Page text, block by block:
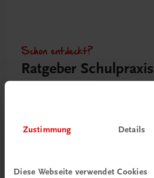
Zustimmung Details
Diese Webseite verwendet Cookies
Schon entdeckt?
Ratgeber Schulpraxis